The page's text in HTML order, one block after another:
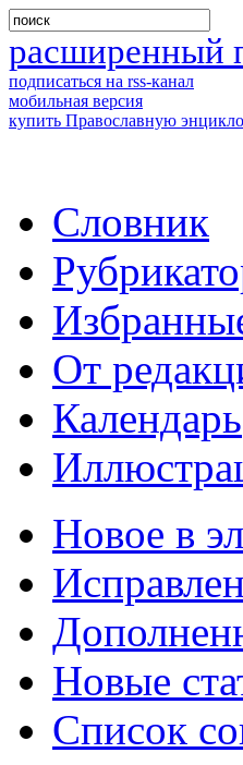
расширенный
подписаться на rss-канал
мобильная версия
купить Православную
Словник
От
Календарь
Новое в
Новые
Список